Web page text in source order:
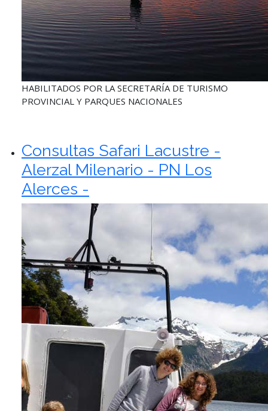
HABILITADOS POR LA SECRETARÍA DE TURISMO
PROVINCIAL Y PARQUES NACIONALES
Consultas Safari Lacustre -
Alerzal Milenario - PN Los
Alerces -